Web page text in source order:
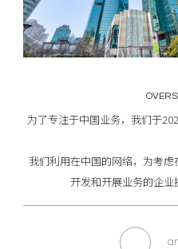
为了专注于中国业务，我们于
我们利用在中国的网络，为考
开发和开展业务的企业